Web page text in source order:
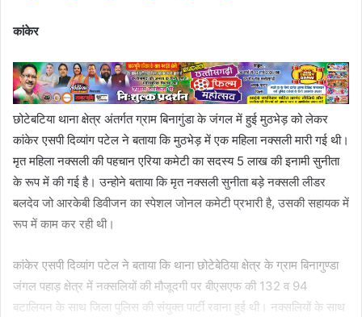
कांकेर
छोटेबटिया थाना क्षेत्र अंतर्गत ग्राम बिनागुंडा के जंगल में हुई मुठभेड़ को लेकर
कांकेर एसपी दिव्यांग पटेल ने बताया कि मुठभेड़ में एक महिला नक्सली मारी गई थी।
मृत महिला नक्सली की पहचान एरिया कमेटी का सदस्य 5 लाख की इनामी सुनीता
के रूप में की गई है। उन्होने बताया कि मृत नक्सली सुनीता बड़े नक्सली लीडर
बलदेव जो आरकेबी डिवीजन का स्पेशल जोनल कमेटी प्रभारी है, उसकी सहायक में
रूप में काम कर रही थी।
कांकेर एसपी दिव्यांग पटेल ने बताया कि थाना छोटेबेठिया क्षेत्र के ग्राम बिनागुण्डा
जंगल पहाड़ क्षेत्र में नक्सलियों की मौजूदगी पर बीएसएफ की 132 व 94
बटालियन के साथ जिला पुलिस की संयुक्त पार्टी रवाना हुई थी। नक्सलियों के साथ